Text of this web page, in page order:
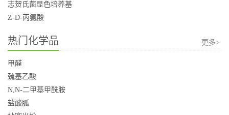
志贺氏菌显色培养基
Z-D-丙氨酸
热门化学品 更多>
甲醛
巯基乙酸
N,N-二甲基甲酰胺
盐酸胍